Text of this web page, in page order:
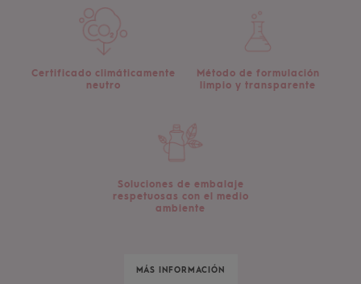
MÁS INFORMACIÓN
Certificado climáticamente
neutro
Método de formulación
limpio y transparente
Soluciones de embalaje
respetuosas con el medio
ambiente